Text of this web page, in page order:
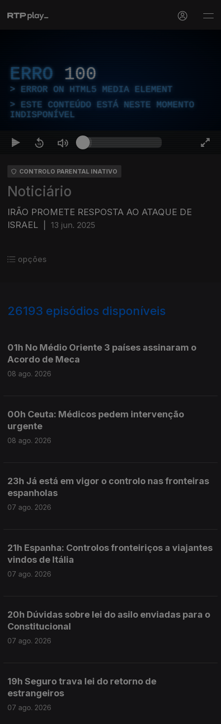
ERRO 100
ERROR ON HTML5 MEDIA ELEMENT
ESTE CONTEÚDO ESTÁ NESTE MOMENTO
INDISPONÍVEL
CONTROLO PARENTAL INATIVO
Noticiário
IRÃO PROMETE RESPOSTA AO ATAQUE DE
ISRAEL
13 jun. 2025
opções
26193 episódios disponíveis
01h No Médio Oriente 3 países assinaram o
Acordo de Meca
08 ago. 2026
00h Ceuta: Médicos pedem intervenção
urgente
08 ago. 2026
23h Já está em vigor o controlo nas fronteiras
espanholas
07 ago. 2026
21h Espanha: Controlos fronteiriços a viajantes
vindos de Itália
07 ago. 2026
20h Dúvidas sobre lei do asilo enviadas para o
Constitucional
07 ago. 2026
19h Seguro trava lei do retorno de
estrangeiros
07 ago. 2026